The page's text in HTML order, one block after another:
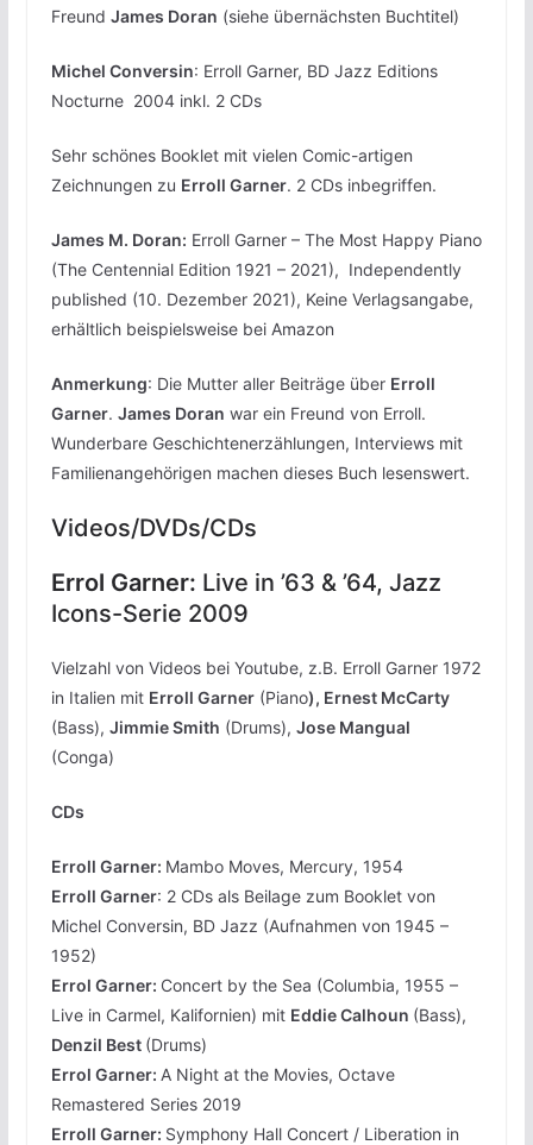
Freund James Doran (siehe übernächsten Buchtitel)
Michel Conversin: Erroll Garner, BD Jazz Editions
Nocturne 2004 inkl. 2 CDs
Sehr schönes Booklet mit vielen Comic-artigen
Zeichnungen zu Erroll Garner. 2 CDs inbegriffen.
James M. Doran: Erroll Garner – The Most Happy Piano
(The Centennial Edition 1921 – 2021), Independently
published (10. Dezember 2021), Keine Verlagsangabe,
erhältlich beispielsweise bei Amazon
Anmerkung: Die Mutter aller Beiträge über Erroll
Garner. James Doran war ein Freund von Erroll.
Wunderbare Geschichtenerzählungen, Interviews mit
Familienangehörigen machen dieses Buch lesenswert.
Videos/DVDs/CDs
Errol Garner: Live in ’63 & ’64, Jazz
Icons-Serie 2009
Vielzahl von Videos bei Youtube, z.B. Erroll Garner 1972
in Italien mit Erroll Garner(Piano), Ernest McCarty
(Bass), Jimmie Smith (Drums), Jose Mangual
(Conga)
CDs
Erroll Garner: Mambo Moves, Mercury, 1954
Erroll Garner: 2 CDs als Beilage zum Booklet von
Michel Conversin, BD Jazz (Aufnahmen von 1945 –
1952)
Errol Garner: Concert by the Sea (Columbia, 1955 –
Live in Carmel, Kalifornien) mit Eddie Calhoun (Bass),
Denzil Best (Drums)
Errol Garner: A Night at the Movies, Octave
Remastered Series 2019
Erroll Garner: Symphony Hall Concert / Liberation in